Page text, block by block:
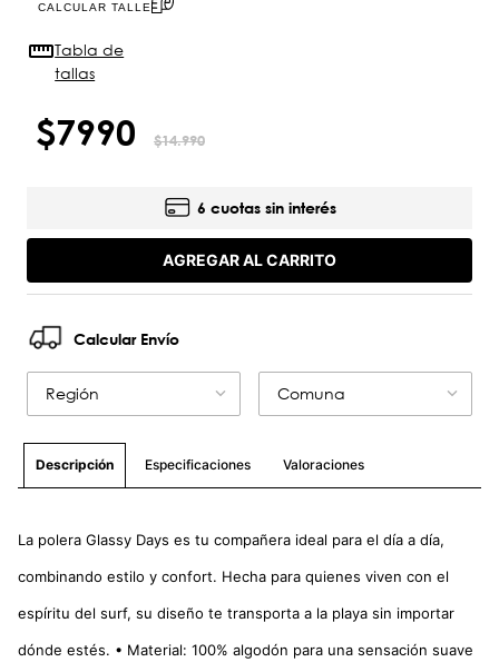
CALCULAR TALLE
Tabla de
tallas
$7990 $14.990
6 cuotas sin interés
AGREGAR AL CARRITO
Calcular Envío
Región Comuna
Descripción Especificaciones Valoraciones
La polera Glassy Days es tu compañera ideal para el día a día,
combinando estilo y confort. Hecha para quienes viven con el
espíritu del surf, su diseño te transporta a la playa sin importar
dónde estés. • Material: 100% algodón para una sensación suave